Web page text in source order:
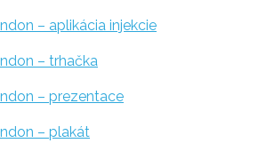
– aplikácia injekcie
– trhačka
– prezentace
– plakát